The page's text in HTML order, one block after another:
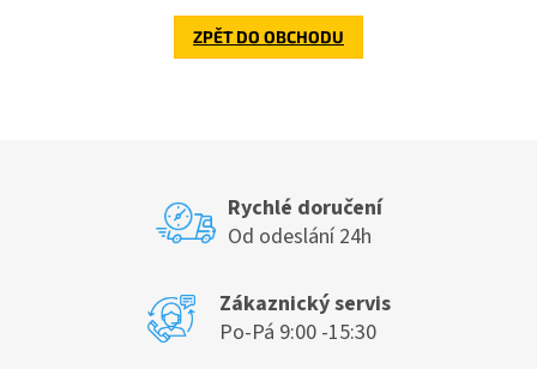
ZPĚT DO OBCHODU
Rychlé doručení
Od odeslání 24h
Zákaznický servis
Po-Pá 9:00 -15:30